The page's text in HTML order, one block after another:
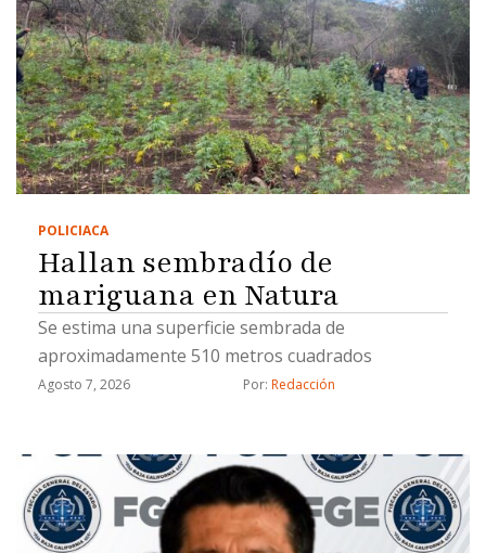
POLICIACA
Hallan sembradío de
mariguana en Natura
Se estima una superficie sembrada de
aproximadamente 510 metros cuadrados
Agosto 7, 2026 Por: Redacción